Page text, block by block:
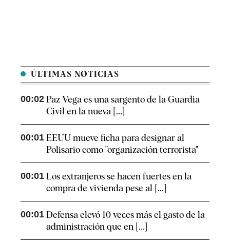
ÚLTIMAS NOTICIAS
00:02 Paz Vega es una sargento de la Guardia
Civil en la nueva [...]
00:01 EEUU mueve ficha para designar al
Polisario como "organización terrorista"
00:01 Los extranjeros se hacen fuertes en la
compra de vivienda pese al [...]
00:01 Defensa elevó 10 veces más el gasto de la
administración que en [...]